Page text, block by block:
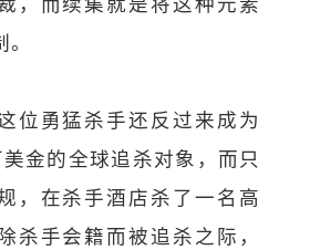
位勇猛杀手还反过来成为
金的全球追杀对象，而只
，在杀手酒店杀了一名高
杀手会籍而被追杀之际，